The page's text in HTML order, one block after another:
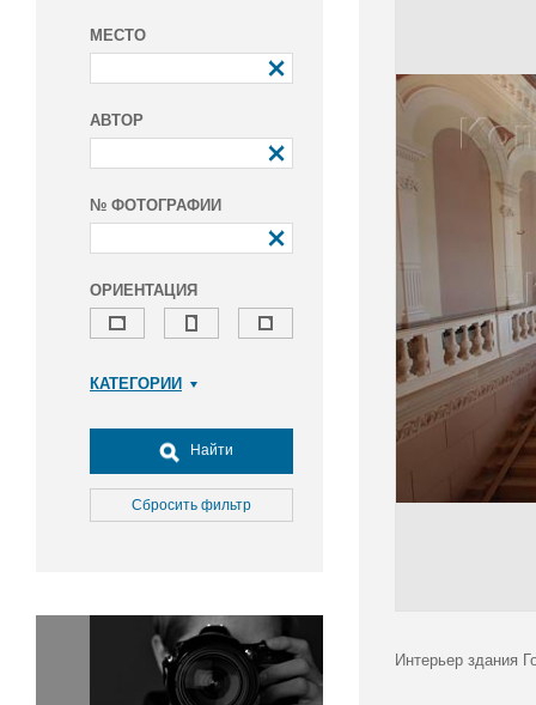
МЕСТО
АВТОР
№ ФОТОГРАФИИ
ОРИЕНТАЦИЯ
КАТЕГОРИИ
Досуг, туризм и отдых
Культура
Медицина
Окружающая среда
Политика
Правосудие
Найти
Сбросить фильтр
Интерьер здания